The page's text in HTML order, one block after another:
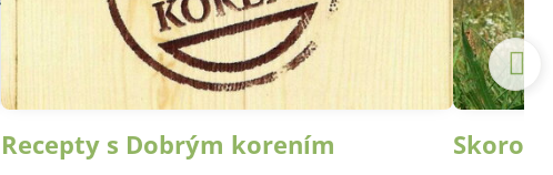
Recepty s Dobrým korením